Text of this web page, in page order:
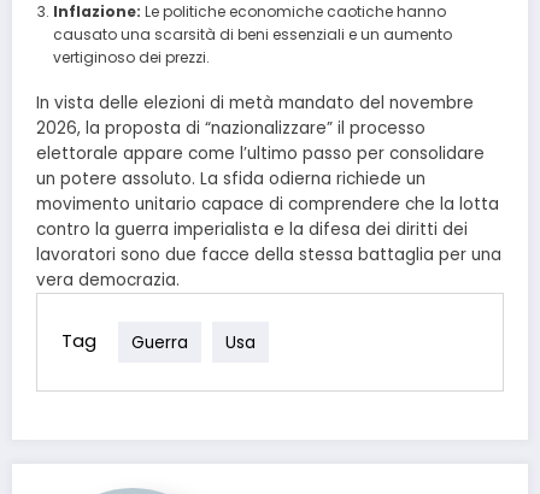
Inflazione: Le politiche economiche caotiche hanno
causato una scarsità di beni essenziali e un aumento
vertiginoso dei prezzi.
In vista delle elezioni di metà mandato del novembre
2026, la proposta di “nazionalizzare” il processo
elettorale appare come l’ultimo passo per consolidare
un potere assoluto. La sfida odierna richiede un
movimento unitario capace di comprendere che la lotta
contro la guerra imperialista e la difesa dei diritti dei
lavoratori sono due facce della stessa battaglia per una
vera democrazia.
Tag Guerra Usa